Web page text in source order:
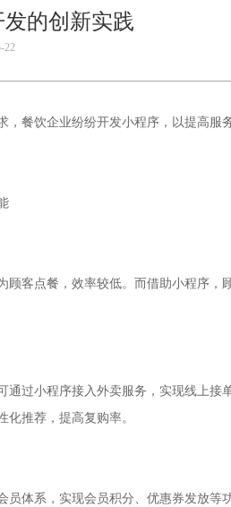
的创新实践
22
，餐饮企业纷纷开发小程序，以提高服
顾客点餐，效率较低。而借助小程序
通过小程序接入外卖服务，实现线上
化推荐，提高复购率。
员体系，实现会员积分、优惠券发放等